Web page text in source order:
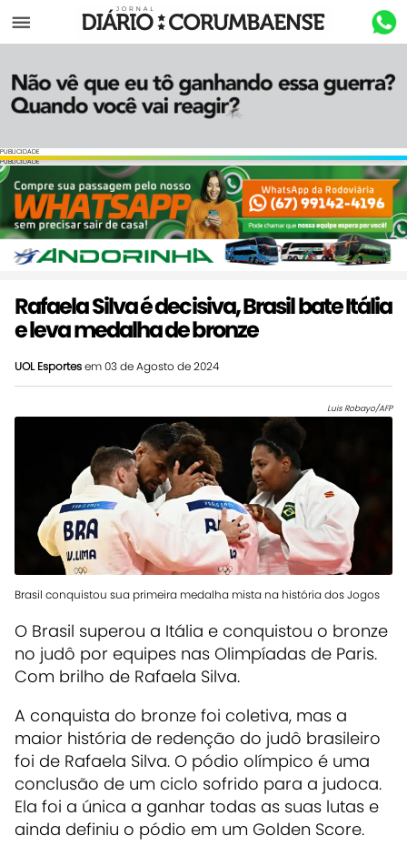
Menu
PUBLICIDADE
PUBLICIDADE
Rafaela Silva é decisiva, Brasil bate Itália
e leva medalha de bronze
UOL Esportesem 03 de Agosto de 2024
Luis Robayo/AFP
Brasil conquistou sua primeira medalha mista na história dos Jogos
O Brasil superou a Itália e conquistou o bronze
no judô por equipes nas Olimpíadas de Paris.
Com brilho de Rafaela Silva.
A conquista do bronze foi coletiva, mas a
maior história de redenção do judô brasileiro
foi de Rafaela Silva. O pódio olímpico é uma
conclusão de um ciclo sofrido para a judoca.
Ela foi a única a ganhar todas as suas lutas e
ainda definiu o pódio em um Golden Score.